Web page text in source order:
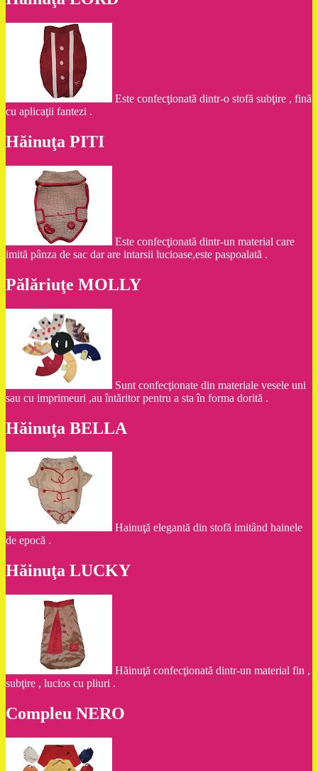
Este confecţionată dintr-o stofă subţire , fină
cu aplicaţii fantezi .
Hăinuţa PITI
Este confecţionată dintr-un material care
imită pânza de sac dar are intarsii lucioase,este paspoalată .
Pălăriuţe MOLLY
Sunt confecţionate din materiale vesele uni
sau cu imprimeuri ,au întăritor pentru a sta în forma dorită .
Hăinuţa BELLA
Hainuţă elegantă din stofă imitând hainele
de epocă .
Hăinuţa LUCKY
Hăinuţă confecţionată dintr-un material fin ,
subţire , lucios cu pliuri .
Compleu NERO